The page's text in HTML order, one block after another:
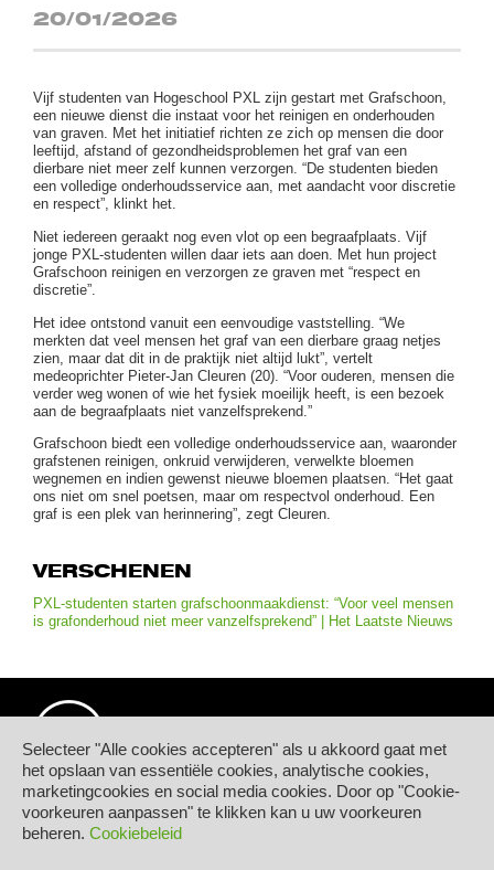
Selecteer "Alle cookies accepteren" als u akkoord gaat met
het opslaan van essentiële cookies, analytische cookies,
marketingcookies en social media cookies. Door op "Cookie-
voorkeuren aanpassen" te klikken kan u uw voorkeuren
beheren. Cookiebeleid
20/01/2026
Vijf studenten van Hogeschool PXL zijn gestart met Grafschoon,
een nieuwe dienst die instaat voor het reinigen en onderhouden
van graven. Met het initiatief richten ze zich op mensen die door
leeftijd, afstand of gezondheidsproblemen het graf van een
dierbare niet meer zelf kunnen verzorgen. “De studenten bieden
een volledige onderhoudsservice aan, met aandacht voor discretie
en respect”, klinkt het.
Niet iedereen geraakt nog even vlot op een begraafplaats. Vijf
jonge PXL-studenten willen daar iets aan doen. Met hun project
Grafschoon reinigen en verzorgen ze graven met “respect en
discretie”.
Het idee ontstond vanuit een eenvoudige vaststelling. “We
merkten dat veel mensen het graf van een dierbare graag netjes
zien, maar dat dit in de praktijk niet altijd lukt”, vertelt
medeoprichter Pieter-Jan Cleuren (20). “Voor ouderen, mensen die
verder weg wonen of wie het fysiek moeilijk heeft, is een bezoek
aan de begraafplaats niet vanzelfsprekend.”
Grafschoon biedt een volledige onderhoudsservice aan, waaronder
grafstenen reinigen, onkruid verwijderen, verwelkte bloemen
wegnemen en indien gewenst nieuwe bloemen plaatsen. “Het gaat
ons niet om snel poetsen, maar om respectvol onderhoud. Een
graf is een plek van herinnering”, zegt Cleuren.
VERSCHENEN
PXL-studenten starten grafschoonmaakdienst: “Voor veel mensen
is grafonderhoud niet meer vanzelfsprekend” | Het Laatste Nieuws
© Hogeschool PXL
Elfde-Liniestraat 24
B-3500 HASSELT